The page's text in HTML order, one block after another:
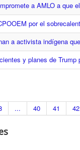
a AMLO a que
por el
a activista indígena
y planes de Trump
... 40 41 42